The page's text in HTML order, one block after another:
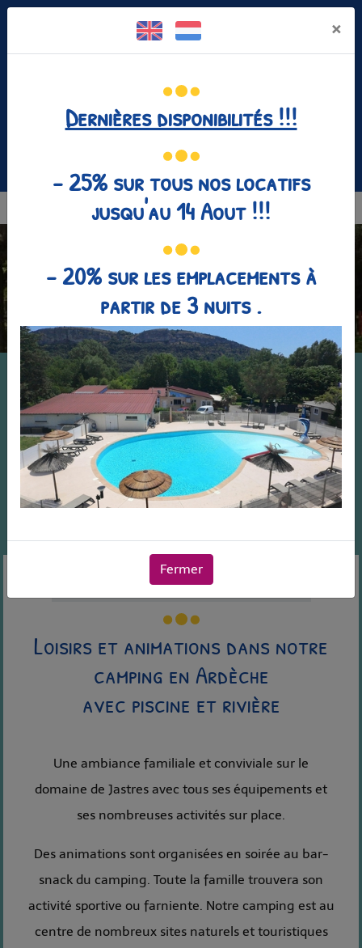
Facebook est désactivé. Autoriser
04 75 35 25 80
MENU
Le Camping Activité et Services
Loisirs et animations dans notre
camping en Ardèche
avec piscine et rivière
Une ambiance familiale et conviviale sur le
domaine de Jastres avec tous ses équipements et
ses nombreuses activités sur place.
Des animations sont organisées en soirée au bar-
snack du camping. Toute la famille trouvera son
activité sportive ou farniente. Notre camping est au
centre de nombreux sites naturels et touristiques
×
Dernières disponibilités !!!
- 25% sur tous nos locatifs
jusqu'au 14 Aout !!!
- 20% sur les emplacements à
partir de 3 nuits .
Fermer
Panneau de gestion des cookies